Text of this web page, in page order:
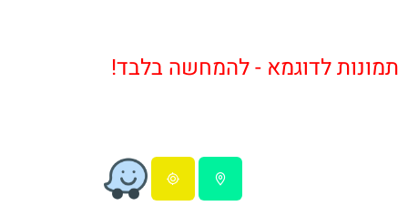
תמונות לדוגמא - להמחשה בלבד!